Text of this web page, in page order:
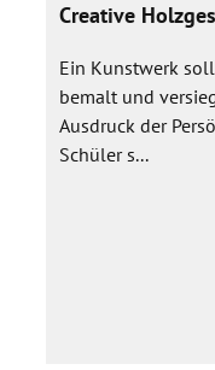
Creative
Ein Kunstwerk
bemalt und
Ausdruck der
Schüler s...